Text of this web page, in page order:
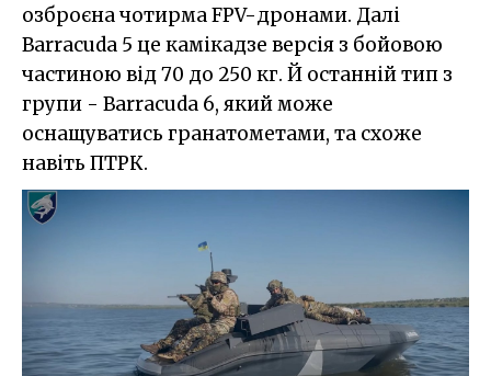
озброєна чотирма FPV-дронами. Далі
Barracuda 5 це камікадзе версія з бойовою
частиною від 70 до 250 кг. Й останній тип з
групи - Barracuda 6, який може
оснащуватись гранатометами, та схоже
навіть ПТРК.